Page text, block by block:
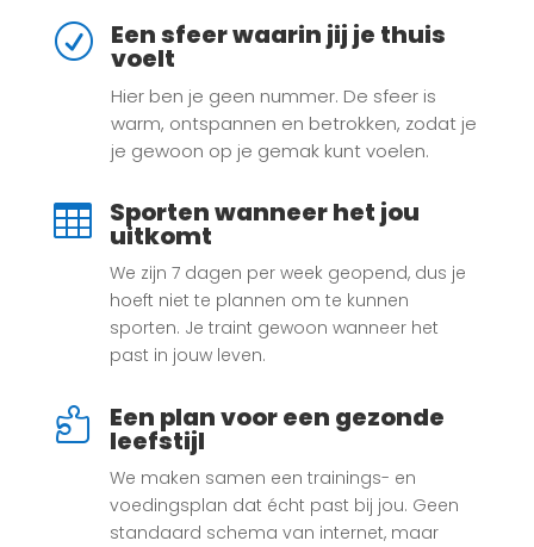
R Een sfeer waarin jij je thuis
voelt
Hier ben je geen nummer. De sfeer is
warm, ontspannen en betrokken, zodat je
je gewoon op je gemak kunt voelen.
 Sporten wanneer het jou
uitkomt
We zijn 7 dagen per week geopend, dus je
hoeft niet te plannen om te kunnen
sporten. Je traint gewoon wanneer het
past in jouw leven.
 Een plan voor een gezonde
leefstijl
We maken samen een trainings- en
voedingsplan dat écht past bij jou. Geen
standaard schema van internet, maar